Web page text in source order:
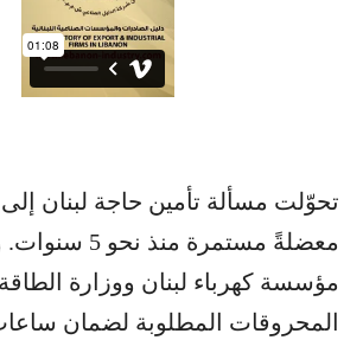
تحوّلت مسألة تأمين حاجة لبنان إلى
معضلةً مستمرة منذ
مؤسسة كهرباء لبنان ووزارة
المحروقات المطلوبة لضمان